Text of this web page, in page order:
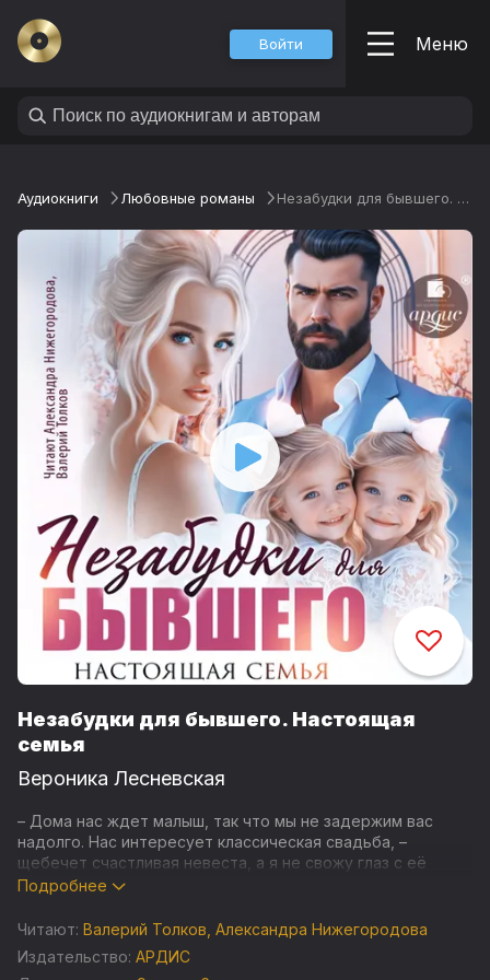
Войти Меню
Аудиокниги Любовные романы Незабудки для бывшего. Настоящая семья
Незабудки для бывшего. Настоящая
семья
Вероника Лесневская
– Дома нас ждет малыш, так что мы не задержим вас
надолго. Нас интересует классическая свадьба, –
щебечет счастливая невеста, а я не свожу глаз с её
хмурого мужчины.
– У вас есть ребенок? – срывается с губ, хотя меня не
должна интересовать личная жизнь клиентов.
Подробнее
Читают: Валерий Толков Александра Нижегородова
Издательство: АРДИС